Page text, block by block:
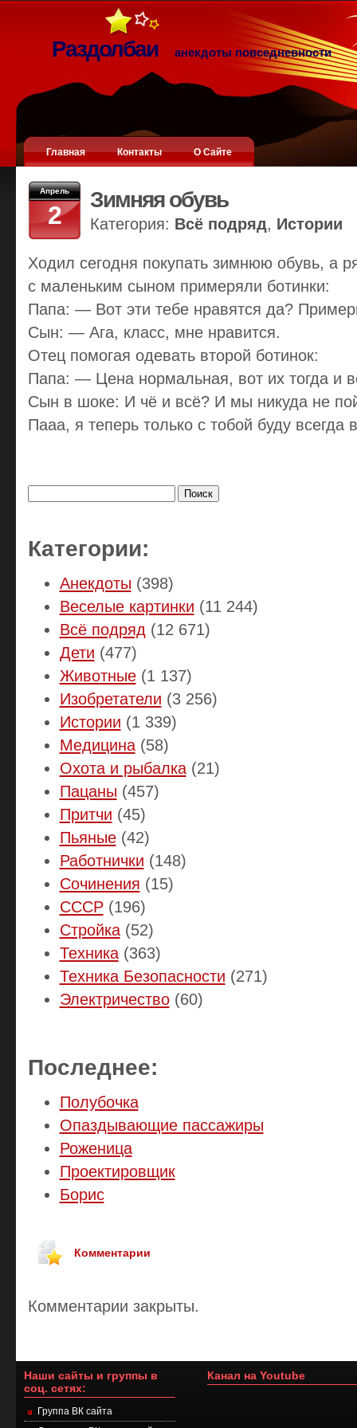
Раздолбаи анекдоты повседневности
Главная Контакты О Сайте
Апрель
2
Зимняя обувь
Категория: Всё подряд, Истории
Ходил сегодня покупать зимнюю обувь, а
с маленьким сыном примеряли ботинки:
Папа: — Вот эти тебе нравятся да?
Сын: — Ага, класс, мне нравится.
Отец помогая одевать второй ботинок:
Папа: — Цена нормальная, вот их тогда и
Сын в шоке: И чё и всё? И мы никуда не
Пааа, я теперь только с тобой буду всегда
Категории:
Анекдоты (398)
Веселые картинки (11 244)
Всё подряд (12 671)
Дети (477)
Животные(1 137)
Изобретатели (3 256)
Истории (1 339)
Медицина(58)
Охота и рыбалка(21)
Пацаны (457)
Притчи (45)
Пьяные(42)
Работнички (148)
Сочинения (15)
СССР(196)
Стройка(52)
Техника(363)
Техника Безопасности (271)
Электричество(60)
Последнее:
Полубочка
Опаздывающие пассажиры
Роженица
Проектировщик
Борис
Комментарии
Комментарии закрыты.
Наши сайты и группы в
соц. сетях:
Группа ВК сайта
Канал на Youtube